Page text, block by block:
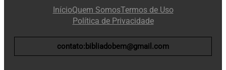
InícioQuem SomosTermos de Uso
Política de Privacidade
contato:bibliadobem@gmail.com